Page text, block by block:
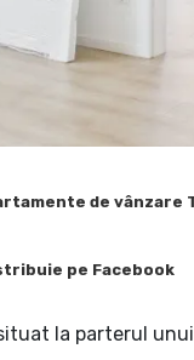
de vânzare
pe Facebook
la parterul